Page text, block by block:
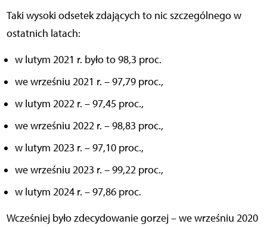
Taki wysoki odsetek zdających to nic szczególnego w
ostatnich latach:
w lutym 2021 r. było to 98,3 proc.
we wrześniu 2021 r. – 97,79 proc.,
w lutym 2022 r. – 97,45 proc.,
we wrześniu 2022 r. – 98,83 proc.,
w lutym 2023 r. – 97,10 proc.,
we wrześniu 2023 r. – 99,22 proc.,
w lutym 2024 r. – 97,86 proc.
Wcześniej było zdecydowanie gorzej – we wrześniu 2020